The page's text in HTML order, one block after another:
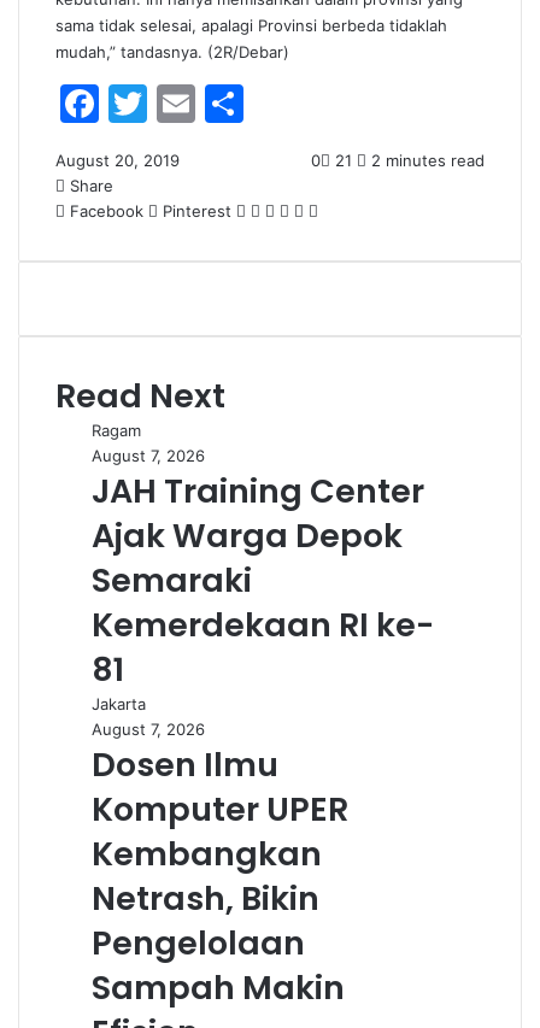
sama tidak selesai, apalagi Provinsi berbeda tidaklah
mudah,” tandasnya. (2R/Debar)
F
a
c
e
b
o
T
w
itt
er
E
l
e
August 20, 2019 0 21
2 minutes read
Share
Facebook
Pinterest
M
s
n
M
s
n
W
a
A
T
l
r
S
a
v
i
i
Read Next
Ragam
August 7, 2026
JAH Training Center
Ajak Warga Depok
Semaraki
Kemerdekaan RI ke-
81
Jakarta
August 7, 2026
Dosen Ilmu
Komputer UPER
Kembangkan
Netrash, Bikin
Pengelolaan
Sampah Makin